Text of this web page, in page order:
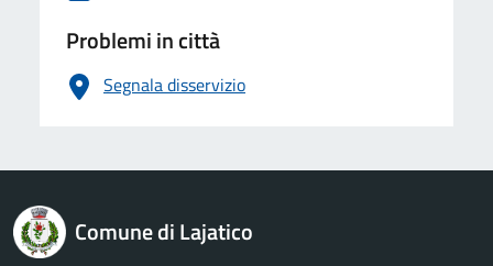
Problemi in città
Segnala disservizio
logo Unione Europea
Comune di Lajatico